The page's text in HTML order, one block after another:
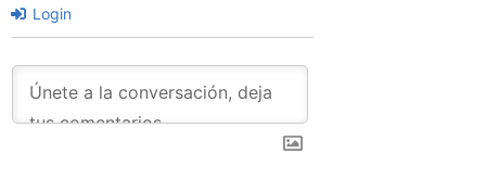
Login